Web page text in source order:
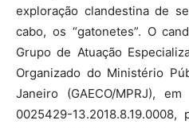
exploração clandestina de
cabo, os “gatonetes”. O
Grupo de Atuação
Organizado do Ministério
Janeiro (GAECO/MPRJ),
0025429-